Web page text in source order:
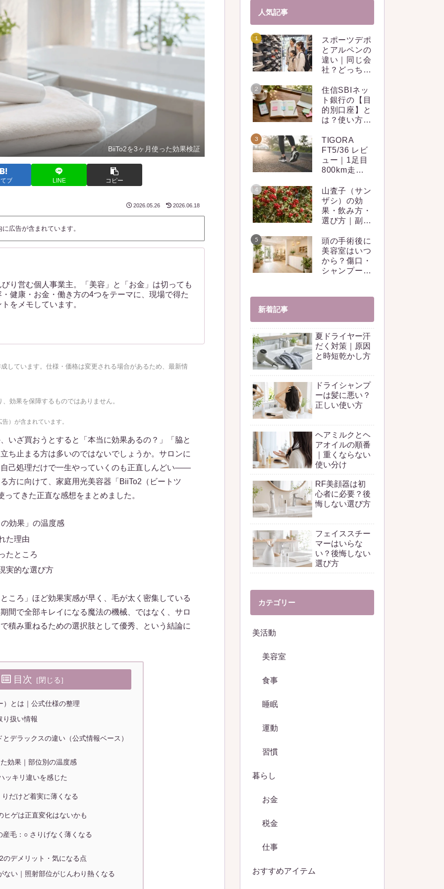
BiiTo2を3ヶ月使った効果検証
ブ LINE コピー
2026.05.26 2026.06.18
に広告が含まれています。
り営む個人事業主。「美容」と「お金」は切っても
健康・お金・働き方の4つをテーマに、現場で得た
をメモしています。
しています。仕様・価格は変更される場合があるため、最新情
効果を保障するものではありません。
）が含まれています。
いざ買おうとすると「本当に効果あるの？」「脇と
ち止まる方は多いのではないでしょうか。サロンに
己処理だけで一生やっていくのも正直しんどい——
方に向けて、家庭用光美容器「BiiTo2（ビートツ
てきた正直な感想をまとめました。
効果」の温度感
た理由
たところ
実的な選び方
ころ」ほど効果実感が早く、毛が太く密集している
間で全部キレイになる魔法の機械、ではなく、サロ
積み重ねるための選択肢として優秀、という結論に
目次
）とは｜公式仕様の整理
り扱い情報
デラックスの違い（公式情報ベース）
効果｜部位別の温度感
ッキリ違いを感じた
だけど着実に薄くなる
ヒゲは正直変化はないかも
産毛：○ さりげなく薄くなる
のデメリット・気になる点
ない｜照射部位がじんわり熱くなる
人気記事
スポーツデポ
とアルペンの
違い｜同じ会
社？どっちで
較
住信SBIネッ
ト銀行の【目
的別口座】と
は？使い方や
メリット・活
用法を簡単解
説！
TIGORA
FT5/36 レビ
ュー｜1足目
800km走っ
山査子（サン
ザシ）の効
果・飲み方・
選び方｜副作
徹底解説
頭の手術後に
美容室はいつ
から？傷口・
シャンプー・
新着記事
夏ドライヤー汗
だく対策｜原因
と時短乾かし方
ドライシャンプ
ーは髪に悪い？
正しい使い方
ヘアミルクとヘ
アオイルの順番
｜重くならない
使い分け
RF美顔器は初
心者に必要？後
悔しない選び方
フェイススチー
マーはいらな
い？後悔しない
選び方
カテゴリー
美活動
美容室
食事
睡眠
運動
習慣
暮らし
お金
税金
仕事
おすすめアイテム